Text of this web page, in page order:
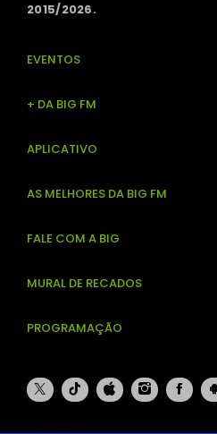
2015/2026.
EVENTOS
+ DA BIG FM
APLICATIVO
AS MELHORES DA BIG FM
FALE COM A BIG
MURAL DE RECADOS
PROGRAMAÇÃO